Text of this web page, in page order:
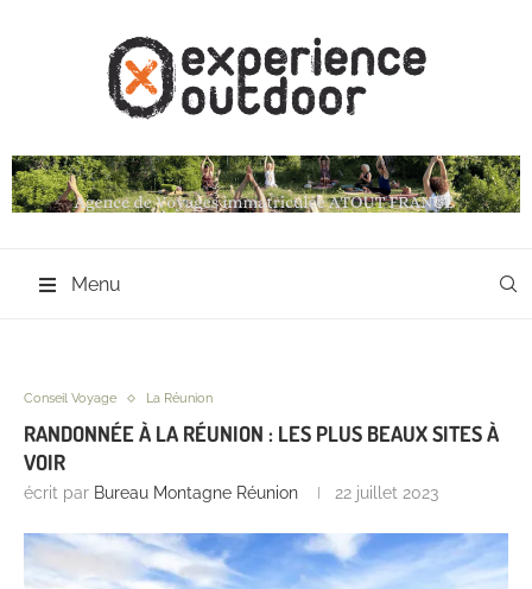
Menu
Conseil Voyage La Réunion
RANDONNÉE À LA RÉUNION : LES PLUS BEAUX SITES À
VOIR
écrit par Bureau Montagne Réunion 22 juillet 2023